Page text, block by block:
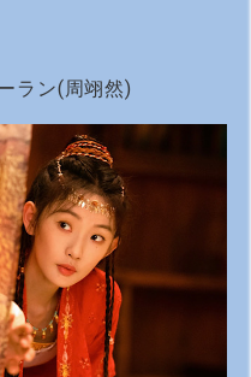
ラン(周翊然)